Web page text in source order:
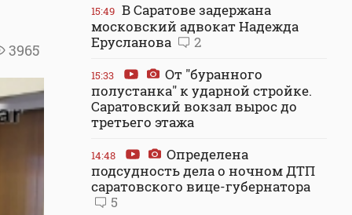
3965
15:49 В Саратове задержана
московский адвокат Надежда
Ерусланова
2
15:33
От "буранного
полустанка" к ударной стройке.
Саратовский вокзал вырос до
третьего этажа
14:48
Определена
подсудность дела о ночном ДТП
саратовского вице-губернатора
5